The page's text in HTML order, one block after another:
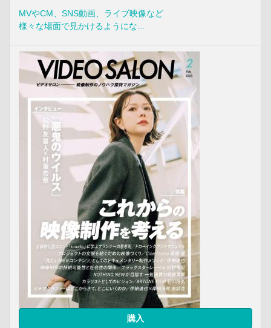
MVやCM、SNS動画、ライブ映像など
様々な場面で見かけるようにな...
購入